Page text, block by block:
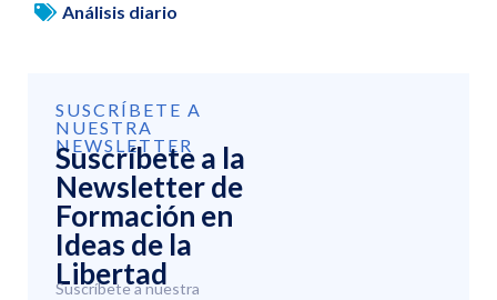
Análisis diario
SUSCRÍBETE A
NUESTRA
NEWSLETTER
Suscríbete a la
Newsletter de
Formación en
Ideas de la
Libertad
Suscríbete a nuestra